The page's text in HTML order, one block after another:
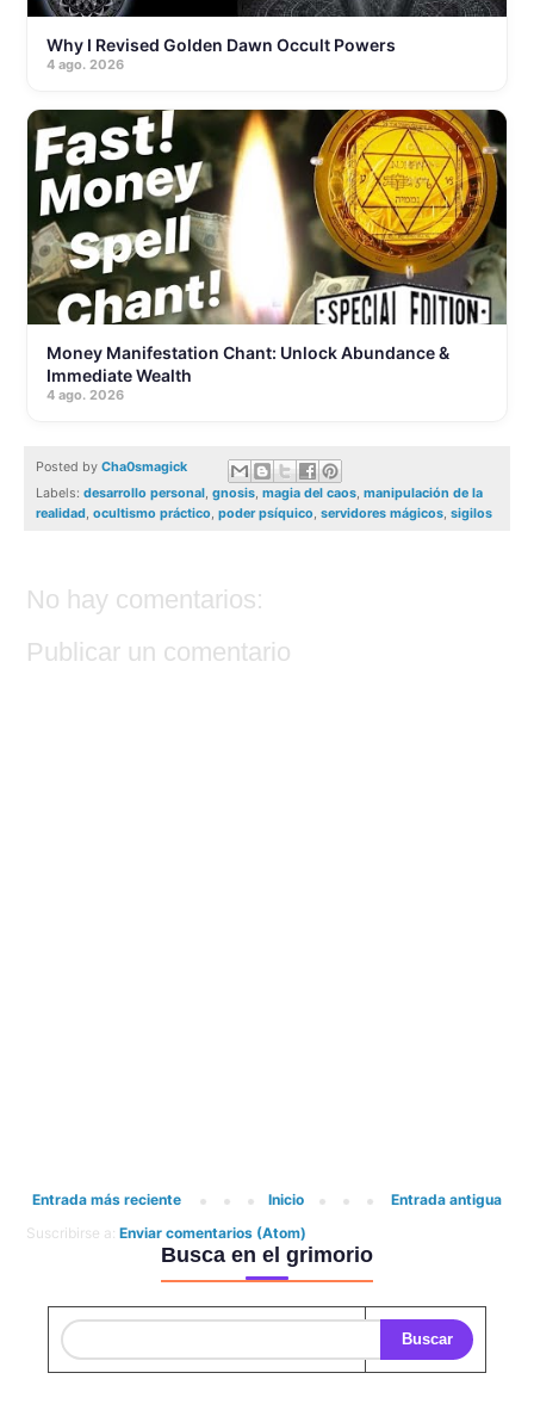
Why I Revised Golden Dawn Occult Powers
4 ago. 2026
Money Manifestation Chant: Unlock Abundance &
Immediate Wealth
4 ago. 2026
Posted by Cha0smagick
Labels: desarrollo personal gnosis magia del caos manipulación de la
realidad ocultismo práctico poder psíquico servidores mágicos sigilos
No hay comentarios:
Publicar un comentario
Entrada más reciente Entrada antigua
Inicio
Suscribirse a: Enviar comentarios (Atom)
Busca en el grimorio